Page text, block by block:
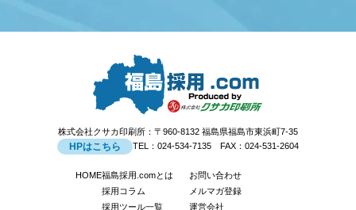
株式会社クサカ印刷所：〒960-8132 福島県福島市東浜町7-35
HPはこちら TEL：024-534-7135 FAX：024-531-2604
HOME福島採用.comとは
採用コラム
採用ツール一覧
お問い合わせ
メルマガ登録
運営会社